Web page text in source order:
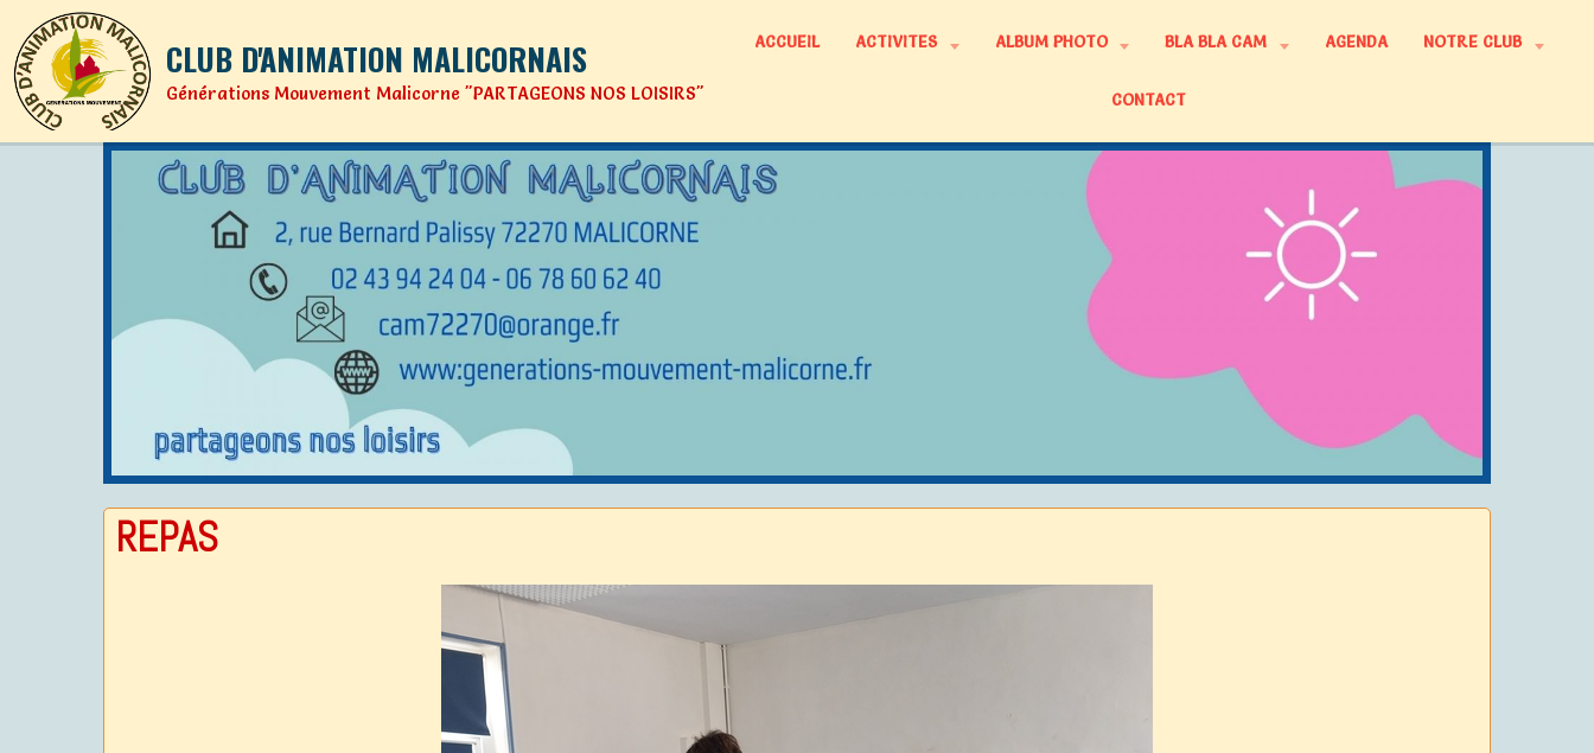
CLUB D'ANIMATION MALICORNAIS
Générations Mouvement Malicorne "PARTAGEONS NOS LOISIRS"
ACCUEIL ACTIVITES ALBUM PHOTO BLA BLA CAM AGENDA NOTRE CLUB
CONTACT
REPAS